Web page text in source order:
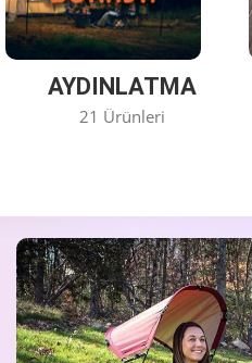
AYDINLATMA
21 Ürünleri